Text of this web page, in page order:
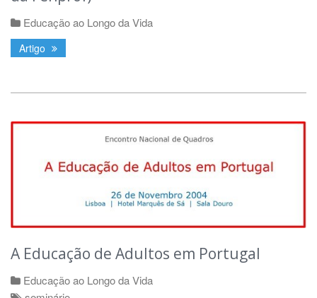
Educação ao Longo da Vida
Artigo
A Educação de Adultos em Portugal
Educação ao Longo da Vida